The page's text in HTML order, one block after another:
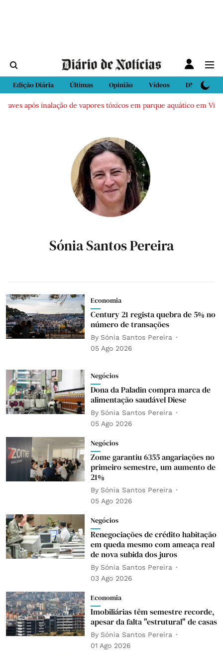
Edição Diária Últimas Opinião Vídeos DN Sport
após inalação de vapores tóxicos em parque aquático em Vieira
Sónia Santos Pereira
Economia
Century 21 regista quebra de 5% no
número de transações
By Sónia Santos Pereira
05 Ago 2026
Negócios
Dona da Paladin compra marca de
alimentação saudável Diese
By Sónia Santos Pereira
05 Ago 2026
Negócios
Zome garantiu 6355 angariações no
primeiro semestre, um aumento de
21%
By Sónia Santos Pereira
05 Ago 2026
Negócios
Renegociações de crédito habitação
em queda mesmo com ameaça real
de nova subida dos juros
By Sónia Santos Pereira
03 Ago 2026
Economia
Imobiliárias têm semestre recorde,
apesar da falta "estrutural" de casas
By Sónia Santos Pereira
01 Ago 2026